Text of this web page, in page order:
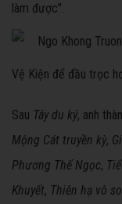
làm được".
Vệ Kiện để đầu trọc
Sau Tây du ký, anh
Mộng Cát truyền kỳ,
Phương Thế Ngọc,
Khuyết, Thiên hạ vô